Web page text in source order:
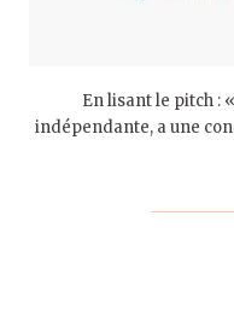
En lisant le pitch :
indépendante, a une